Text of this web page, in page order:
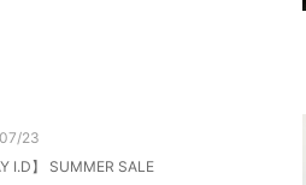
23
I.D】 SUMMER SALE